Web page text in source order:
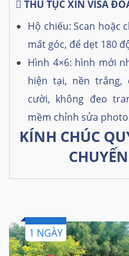
 THỦ TỤC XIN VISA
Hộ chiếu: Scan hoặc
mất góc, để dẹt 180
Hình 4×6: hình mới
hiện tại, nền trắng,
cười, không đeo
mềm chỉnh sửa
KÍNH CHÚC
1 NGÀY